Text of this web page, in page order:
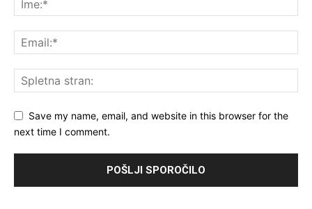
Save my name, email, and website in this browser for the
next time I comment.